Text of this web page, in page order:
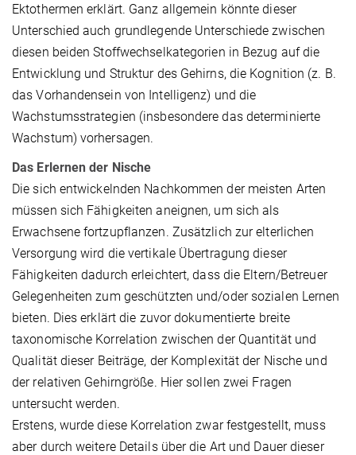
Ektothermen erklärt. Ganz allgemein könnte dieser
Unterschied auch grundlegende Unterschiede zwischen
diesen beiden Stoffwechselkategorien in Bezug auf die
Entwicklung und Struktur des Gehirns, die Kognition (z. B.
das Vorhandensein von Intelligenz) und die
Wachstumsstrategien (insbesondere das determinierte
Wachstum) vorhersagen.
Das Erlernen der Nische
Die sich entwickelnden Nachkommen der meisten Arten
müssen sich Fähigkeiten aneignen, um sich als
Erwachsene fortzupflanzen. Zusätzlich zur elterlichen
Versorgung wird die vertikale Übertragung dieser
Fähigkeiten dadurch erleichtert, dass die Eltern/Betreuer
Gelegenheiten zum geschützten und/oder sozialen Lernen
bieten. Dies erklärt die zuvor dokumentierte breite
taxonomische Korrelation zwischen der Quantität und
Qualität dieser Beiträge, der Komplexität der Nische und
der relativen Gehirngröße. Hier sollen zwei Fragen
untersucht werden.
Erstens, wurde diese Korrelation zwar festgestellt, muss
aber durch weitere Details über die Art und Dauer dieser